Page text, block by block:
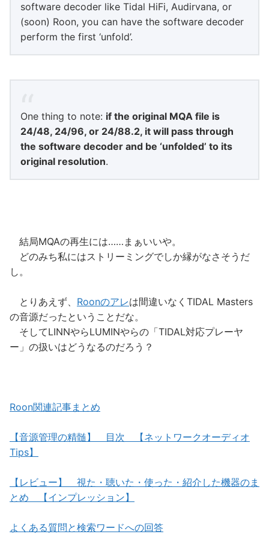
software decoder like Tidal HiFi, Audirvana, or
(soon) Roon, you can have the software decoder
perform the first ‘unfold’.
One thing to note: if the original MQA file is
24/48, 24/96, or 24/88.2, it will pass through
the software decoder and be ‘unfolded’ to its
original resolution.
結局MQAの再生には……まぁいいや。
どのみち私にはストリーミングでしか縁がなさそうだ
し。
とりあえず、 Roonのアレは間違いなくTIDAL Masters
の音源だったということだな。
そしてLINNやらLUMINやらの「TIDAL対応プレーヤ
ー」の扱いはどうなるのだろう？
Roon関連記事まとめ
【音源管理の精髄】 目次 【ネットワークオーディオ
Tips】
【レビュー】 視た・聴いた・使った・紹介した機器のま
とめ 【インプレッション】
よくある質問と検索ワードへの回答